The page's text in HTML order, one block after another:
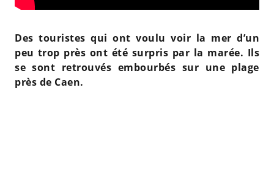
Des touristes qui ont voulu voir la mer d’un
peu trop près ont été surpris par la marée. Ils
se sont retrouvés embourbés sur une plage
près de Caen.